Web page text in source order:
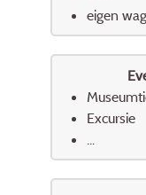
eigen
Excursie
...